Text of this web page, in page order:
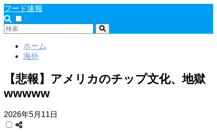
フード速報
ホーム
海外
【悲報】アメリカのチップ文化、地獄
wwwww
2026年5月11日